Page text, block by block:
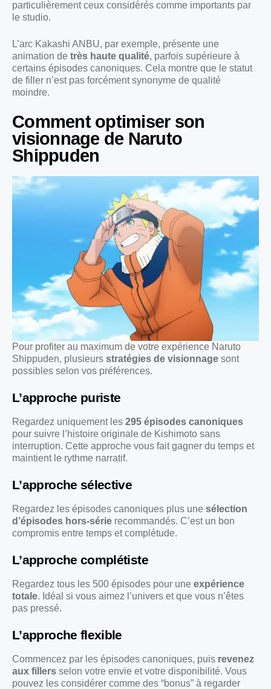
particulièrement ceux considérés comme importants par
le studio.
L’arc Kakashi ANBU, par exemple, présente une
animation de très haute qualité, parfois supérieure à
certains épisodes canoniques. Cela montre que le statut
de filler n’est pas forcément synonyme de qualité
moindre.
Comment optimiser son
visionnage de Naruto
Shippuden
Pour profiter au maximum de votre expérience Naruto
Shippuden, plusieurs stratégies de visionnage sont
possibles selon vos préférences.
L’approche puriste
Regardez uniquement les 295 épisodes canoniques
pour suivre l’histoire originale de Kishimoto sans
interruption. Cette approche vous fait gagner du temps et
maintient le rythme narratif.
L’approche sélective
Regardez les épisodes canoniques plus une sélection
d’épisodes hors-série recommandés. C’est un bon
compromis entre temps et complétude.
L’approche complétiste
Regardez tous les 500 épisodes pour une expérience
totale. Idéal si vous aimez l’univers et que vous n’êtes
pas pressé.
L’approche flexible
Commencez par les épisodes canoniques, puis revenez
aux fillers selon votre envie et votre disponibilité. Vous
pouvez les considérer comme des “bonus” à regarder